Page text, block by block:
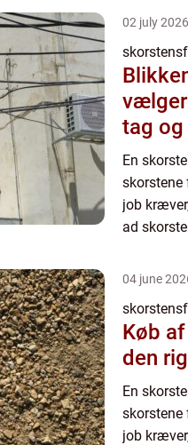
begynder
02 july 2026
tag og
En
skorstene
job
ad
begynder
04 june
Køb
den
En
skorstene
job